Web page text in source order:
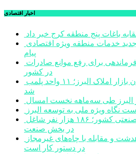
اخبار اقتصادی
باغات پنج منطقه کرج خبر داد
پیام
در کشور
شد
نگاه ویژه ملی به توسعه البرز
در بخش صنعت
در دستور کار است